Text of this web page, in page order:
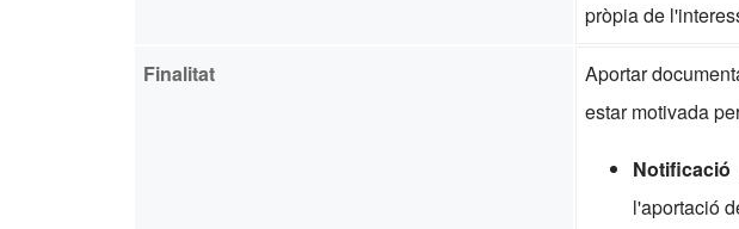
pròpia de
Finalitat
Aportar
estar motivada
l'aportació